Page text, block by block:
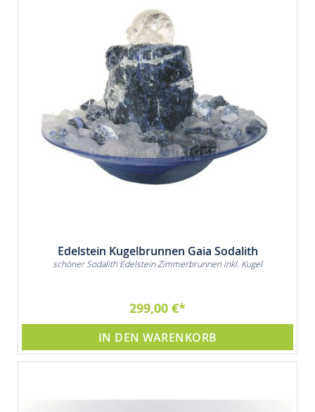
Edelstein Kugelbrunnen Gaia Sodalith
schöner Sodalith Edelstein Zimmerbrunnen inkl. Kugel
299,00 €
IN DEN WARENKORB